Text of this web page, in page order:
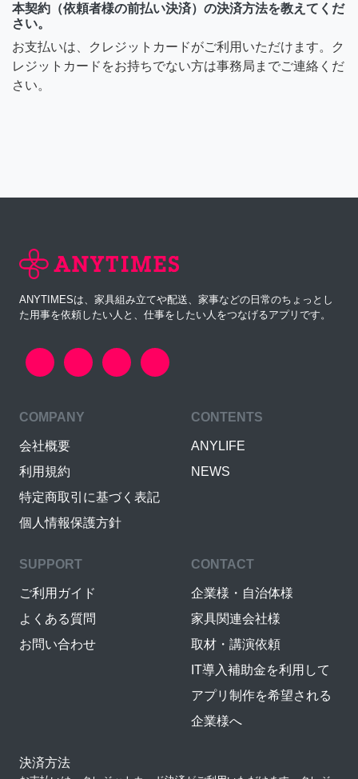
本契約（依頼者様の前払い決済）の決済方法を教えてくだ
さい。
お支払いは、クレジットカードがご利用いただけます。ク
レジットカードをお持ちでない方は事務局までご連絡くだ
さい。
ANYTIMESは、家具組み立てや配送、家事などの日常のちょっとし
た用事を依頼したい人と、仕事をしたい人をつなげるアプリです。
COMPANY
会社概要
利用規約
特定商取引に基づく表記
個人情報保護方針
CONTENTS
ANYLIFE
NEWS
SUPPORT
ご利用ガイド
よくある質問
お問い合わせ
CONTACT
企業様・自治体様
家具関連会社様
取材・講演依頼
IT導入補助金を利用して
アプリ制作を希望される
企業様へ
決済方法